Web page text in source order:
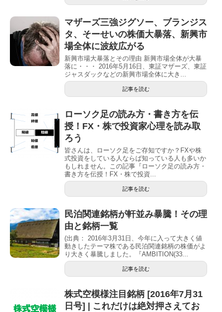
マザーズ三強ジグソー、ブランジス
タ、そーせいの株価大暴落、新興市
場全体に波紋広がる
新興市場大暴落とその理由 新興市場全体が大暴
落に・・・ 2016年5月16日、東証マザーズ、東証
ジャスダックなどの新興市場全体に大き...
記事を読む
ローソク足の読み方・書き方を伝
授！FX・株で投資家心理を読み取
ろう
皆さんは、ローソク足をご存知ですか？FXや株
式投資をしている人ならば知っている人も多いか
もしれません。この記事『ローソク足の読み方・
書き方を伝授！FX・株で投資...
記事を読む
民泊関連銘柄が軒並み暴騰！その理
由と銘柄一覧
(出典： 2016年3月31日、今年に入って大きく値
動きしたテーマ株である民泊関連銘柄の株価がよ
り大きく暴騰しました。『AMBITION(33...
記事を読む
株式空模様注目銘柄 [2016年7月31
日号] | これだけは絶対押さえてお